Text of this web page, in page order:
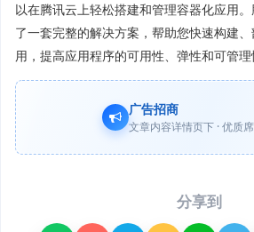
以在腾讯云上轻松搭建和管理容器化应用
了一套完整的解决方案，帮助您快速构建
用，提高应用程序的可用性、弹性和可管理
广告招商
文章内容详情页下 · 优质
分享到